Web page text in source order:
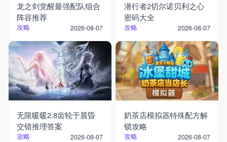
龙之剑觉醒最强配队组合
阵容推荐
攻略 2026-08-07
潜行者2切尔诺贝利之心
密码大全
攻略 2026-08-07
无限暖暖2.8齿轮于晨昏
交错推理答案
攻略 2026-08-07
奶茶店模拟器特殊配方解
锁攻略
攻略 2026-08-07